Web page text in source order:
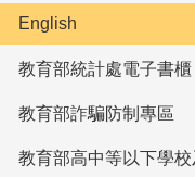
English
教育部統計處電子書櫃
教育部詐騙防制專區